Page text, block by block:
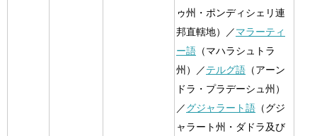
ゥ州・ポンディシェリ連
邦直轄地）／マラーティ
ー語 （マハラシュトラ
州）／テルグ語 （アーン
ドラ・プラデーシュ州）
／グジャラート語 （グジ
ャラート州・ダドラ及び